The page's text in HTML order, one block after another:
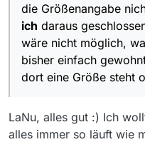
die Größenangabe
ich daraus
wäre nicht möglich,
bisher einfach
dort eine Größe steht
LaNu, alles gut :) Ich
alles immer so läuft wie